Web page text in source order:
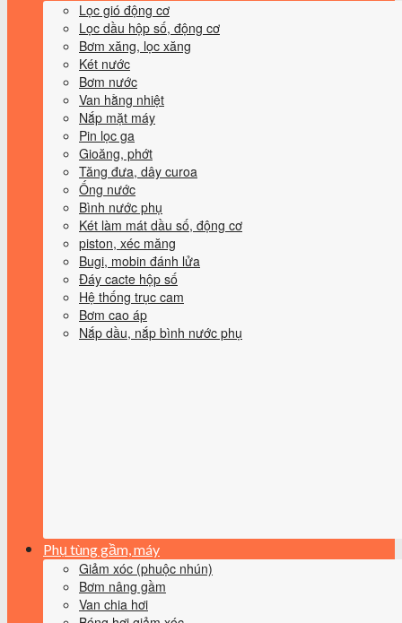
Lọc gió động cơ
Lọc dầu hộp số, động cơ
Bơm xăng, lọc xăng
Két nước
Bơm nước
Van hằng nhiệt
Nắp mặt máy
Pin lọc ga
Gioăng, phớt
Tăng đưa, dây curoa
Ống nước
Bình nước phụ
Két làm mát dầu số, động cơ
piston, xéc măng
Bugi, mobin đánh lửa
Đáy cacte hộp số
Hệ thống trục cam
Bơm cao áp
Nắp dầu, nắp bình nước phụ
Phụ tùng gầm, máy
Giảm xóc (phuộc nhún)
Bơm nâng gầm
Van chia hơi